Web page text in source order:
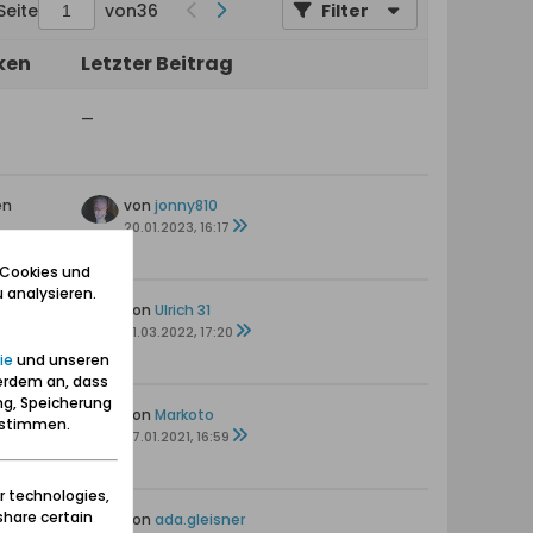
von36 Filter
Letzter Beitrag
—
von jonny810
20.01.2023, 16:17
von Ulrich 31
31.03.2022, 17:20
von Markoto
27.01.2021, 16:59
von ada.gleisner
und
und unseren
an, dass
Speicherung
technologies,
certain